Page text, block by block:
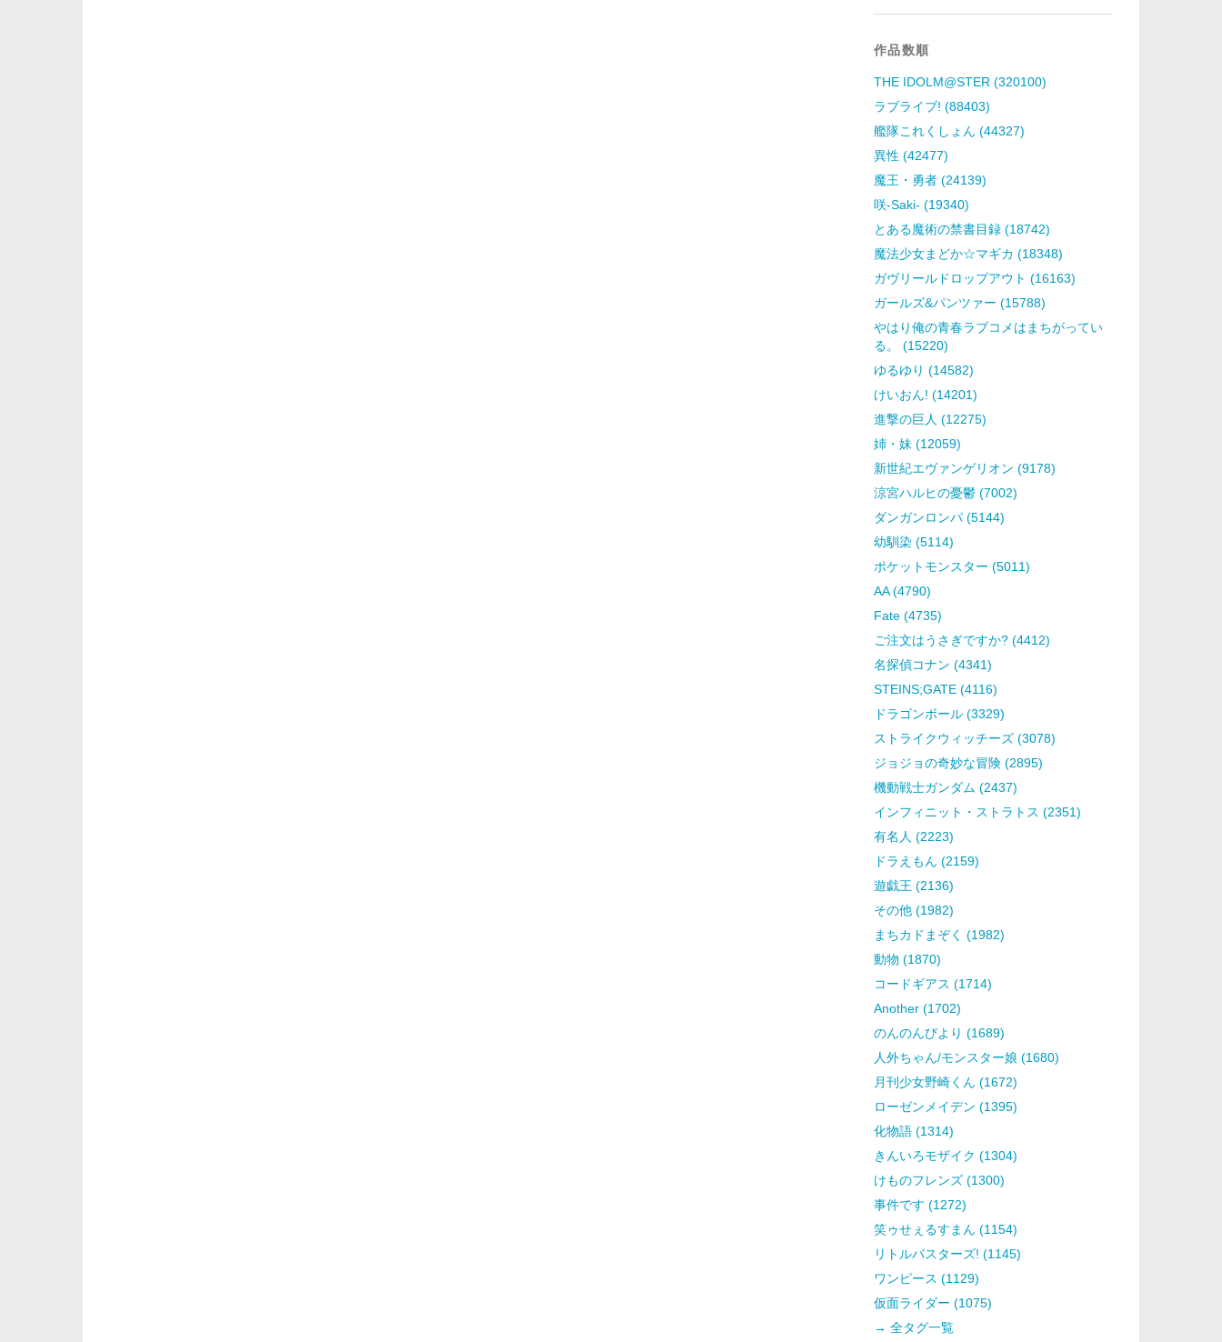
作品数順
THE IDOLM@STER (320100)
ラブライブ! (88403)
艦隊これくしょん (44327)
異性 (42477)
魔王・勇者 (24139)
咲-Saki- (19340)
とある魔術の禁書目録 (18742)
魔法少女まどか☆マギカ (18348)
ガヴリールドロップアウト (16163)
ガールズ&パンツァー (15788)
やはり俺の青春ラブコメはまちがってい
る。 (15220)
ゆるゆり (14582)
けいおん! (14201)
進撃の巨人 (12275)
姉・妹 (12059)
新世紀エヴァンゲリオン (9178)
涼宮ハルヒの憂鬱 (7002)
ダンガンロンパ (5144)
幼馴染 (5114)
ポケットモンスター (5011)
AA (4790)
Fate (4735)
ご注文はうさぎですか? (4412)
名探偵コナン (4341)
STEINS;GATE (4116)
ドラゴンボール (3329)
ストライクウィッチーズ (3078)
ジョジョの奇妙な冒険 (2895)
機動戦士ガンダム (2437)
インフィニット・ストラトス (2351)
有名人 (2223)
ドラえもん (2159)
遊戯王 (2136)
その他 (1982)
まちカドまぞく (1982)
動物 (1870)
コードギアス (1714)
Another (1702)
のんのんびより (1689)
人外ちゃん/モンスター娘 (1680)
月刊少女野崎くん (1672)
ローゼンメイデン (1395)
化物語 (1314)
きんいろモザイク (1304)
けものフレンズ (1300)
事件です (1272)
笑ゥせぇるすまん (1154)
リトルバスターズ! (1145)
ワンピース (1129)
仮面ライダー (1075)
→ 全タグ一覧